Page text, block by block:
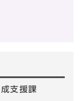
支援課